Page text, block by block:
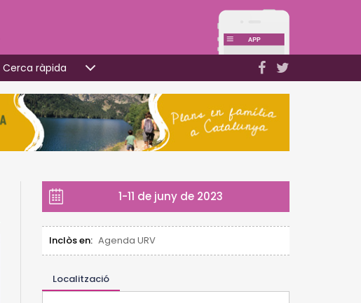
Cerca ràpida
1-11 de juny de 2023
Inclòs en: Agenda URV
Localització